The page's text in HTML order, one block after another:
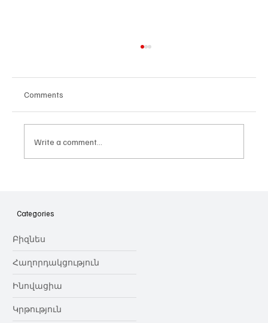
նվիրում որոշում
Comments
Write a comment...
Categories
Բիզնես
Հաղորդակցություն
Ինովացիա
Կրթություն